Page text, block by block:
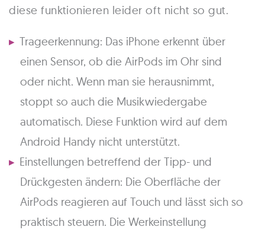
diese funktionieren leider oft nicht so gut.
Trageerkennung: Das iPhone erkennt über
einen Sensor, ob die AirPods im Ohr sind
oder nicht. Wenn man sie herausnimmt,
stoppt so auch die Musikwiedergabe
automatisch. Diese Funktion wird auf dem
Android Handy nicht unterstützt.
Einstellungen betreffend der Tipp- und
Drückgesten ändern: Die Oberfläche der
AirPods reagieren auf Touch und lässt sich so
praktisch steuern. Die Werkeinstellung